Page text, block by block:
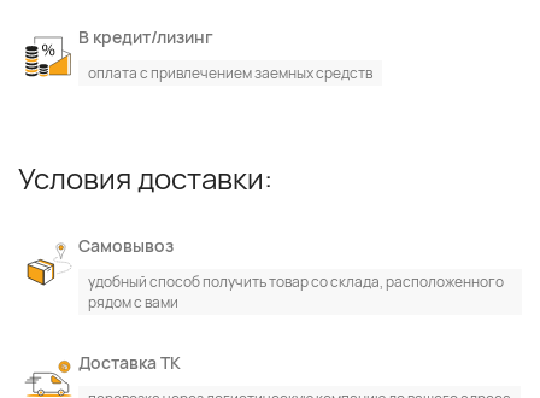
В кредит/лизинг
оплата с привлечением заемных средств
Условия доставки:
Самовывоз
удобный способ получить товар со склада, расположенного
рядом с вами
Доставка ТК